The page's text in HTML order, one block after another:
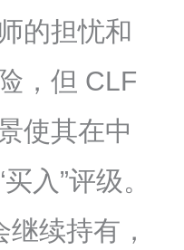
的担忧和
，但 CLF
使其在中
入”评级。
续持有，